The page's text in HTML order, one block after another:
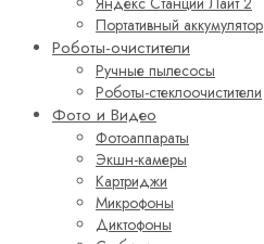
Портативный аккумулятор
Роботы-очистители
Ручные пылесосы
Роботы-стеклоочистители
Фото и Видео
Фотоаппараты
Экшн-камеры
Картриджи
Микрофоны
Диктофоны